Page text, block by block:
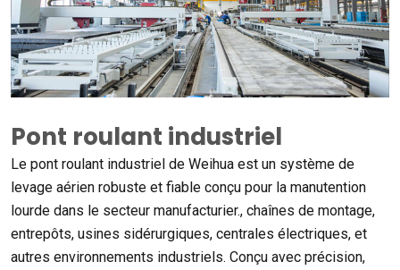
Pont roulant industriel
Le pont roulant industriel de Weihua est un système de
levage aérien robuste et fiable conçu pour la manutention
lourde dans le secteur manufacturier., chaînes de montage,
entrepôts, usines sidérurgiques, centrales électriques, et
autres environnements industriels. Conçu avec précision,